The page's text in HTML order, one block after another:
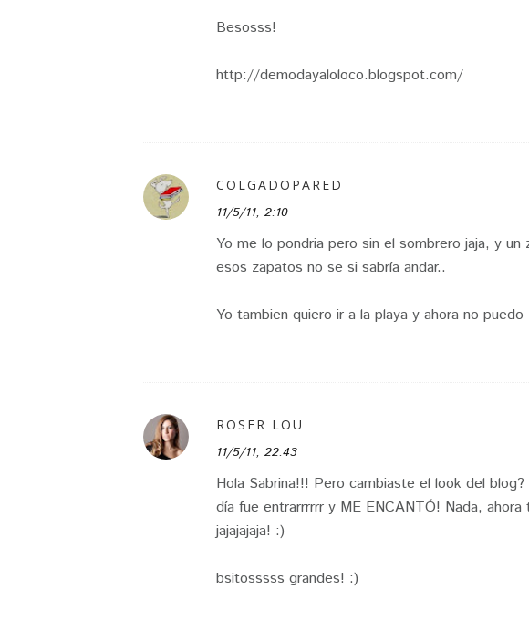
Besosss!
http://demodayaloloco.blogspot.com/
COLGADOPARED
11/5/11, 2:10
Yo me lo pondria pero sin el sombrero jaja, y
esos zapatos no se si sabría andar..
Yo tambien quiero ir a la playa y ahora no puedo
ROSER LOU
11/5/11, 22:43
Hola Sabrina!!! Pero cambiaste el look del
día fue entrarrrrrr y ME ENCANTÓ! Nada,
jajajajaja! :)
bsitosssss grandes! :)